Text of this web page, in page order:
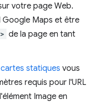
votre page Web.
Google Maps et être
de la page en tant
statiques vous
requis pour l'URL
Image en